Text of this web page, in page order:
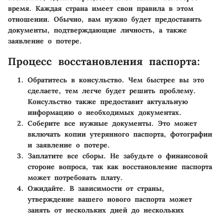
время. Каждая страна имеет свои правила в этом
отношении. Обычно, вам нужно будет предоставить
документы, подтверждающие личность, а также
заявление о потере.
Процесс восстановления паспорта:
Обратитесь в консульство. Чем быстрее вы это
сделаете, тем легче будет решить проблему.
Консульство также предоставит актуальную
информацию о необходимых документах.
Соберите все нужные документы. Это может
включать копии утерянного паспорта, фотографии
и заявление о потере.
Заплатите все сборы. Не забудьте о финансовой
стороне вопроса, так как восстановление паспорта
может потребовать плату.
Ожидайте. В зависимости от страны,
утверждение вашего нового паспорта может
занять от нескольких дней до нескольких